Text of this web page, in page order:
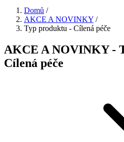
Domů /
AKCE A NOVINKY /
Typ produktu - Cílená péče
AKCE A NOVINKY -
Cílená péče